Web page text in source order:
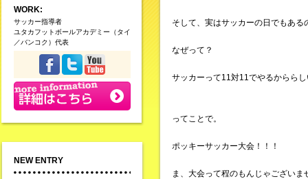
WORK:
サッカー指導者
ユタカフットボールアカデミー（タイ
／バンコク）代表
NEW ENTRY
そして、実はサッカーの日でもある
なぜって？
サッカーって11対11でやるからら
ってことで。
ポッキーサッカー大会！！！
ま、大会って程のもんじゃございま